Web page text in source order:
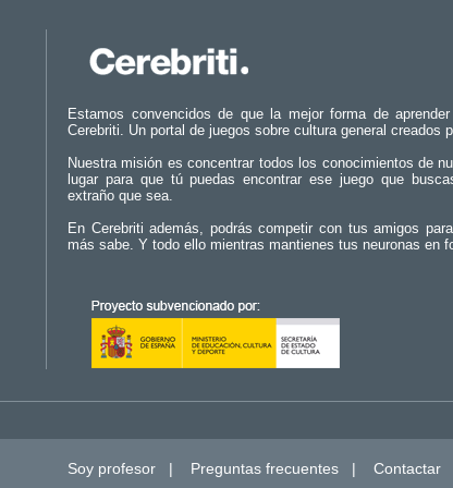
Estamos convencidos de que la mejor forma de
Cerebriti. Un portal de juegos sobre cultura general creados
Nuestra misión es concentrar todos los conocimientos de
lugar para que tú puedas encontrar ese juego que
extraño que sea.
En Cerebriti además, podrás competir con tus amigos
más sabe. Y todo ello mientras mantienes tus neuronas en
Soy profesor | Preguntas frecuentes | Contactar